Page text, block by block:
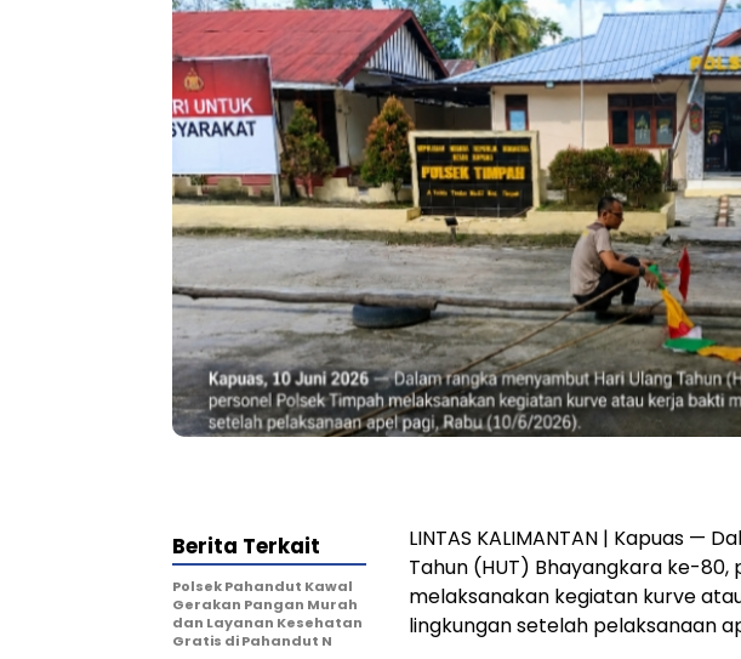
LINTAS KALIMANTAN | Kapuas —
Tahun (HUT) Bhayangkara ke-80,
melaksanakan kegiatan kurve
lingkungan setelah pelaksanaan
Berita Terkait
Polsek Pahandut Kawal
Gerakan Pangan Murah
dan Layanan Kesehatan
Gratis di Pahandut N